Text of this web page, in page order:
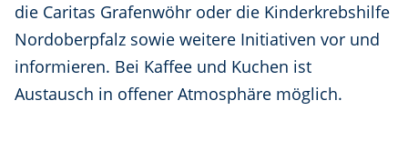
die Caritas Grafenwöhr oder die Kinderkrebshilfe
Nordoberpfalz sowie weitere Initiativen vor und
informieren. Bei Kaffee und Kuchen ist
Austausch in offener Atmosphäre möglich.